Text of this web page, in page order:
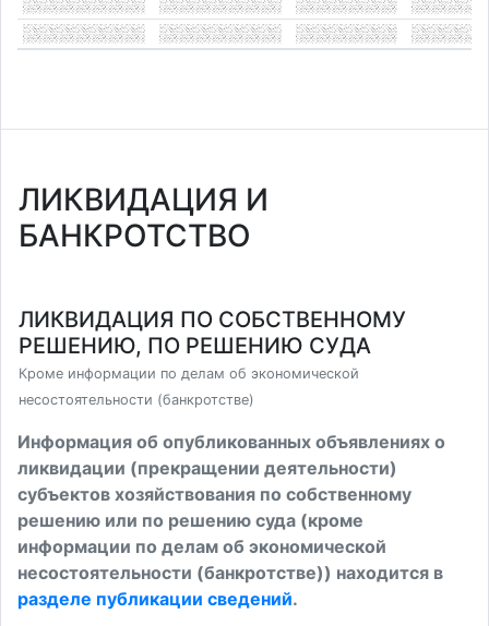
ЛИКВИДАЦИЯ И
БАНКРОТСТВО
ЛИКВИДАЦИЯ ПО СОБСТВЕННОМУ
РЕШЕНИЮ, ПО РЕШЕНИЮ СУДА
Кроме информации по делам об экономической
несостоятельности (банкротстве)
Информация об опубликованных объявлениях о
ликвидации (прекращении деятельности)
субъектов хозяйствования по собственному
решению или по решению суда (кроме
информации по делам об экономической
несостоятельности (банкротстве)) находится в
разделе публикации сведений.